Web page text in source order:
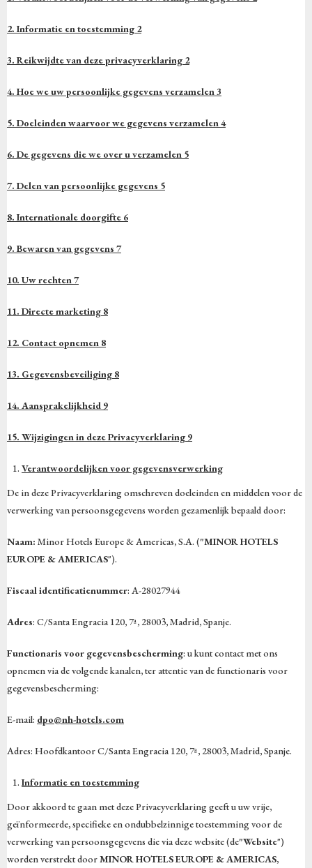
2. Informatie en toestemming 2
3. Reikwijdte van deze privacyverklaring 2
4. Hoe we uw persoonlijke gegevens verzamelen 3
5. Doeleinden waarvoor we gegevens verzamelen 4
6. De gegevens die we over u verzamelen 5
7. Delen van persoonlijke gegevens 5
8. Internationale doorgifte 6
9. Bewaren van gegevens 7
10. Uw rechten 7
11. Directe marketing 8
12. Contact opnemen 8
13. Gegevensbeveiliging 8
14. Aansprakelijkheid 9
15. Wijzigingen in deze Privacyverklaring 9
Verantwoordelijken voor gegevensverwerking
De in deze Privacyverklaring omschreven doeleinden en middelen voor de
verwerking van persoonsgegevens worden gezamenlijk bepaald door:
Naam: Minor Hotels Europe & Americas, S.A. ("MINOR HOTELS
EUROPE & AMERICAS").
Fiscaal identificatienummer: A-28027944
Adres: C/Santa Engracia 120, 7ª, 28003, Madrid, Spanje.
Functionaris voor gegevensbescherming: u kunt contact met ons
opnemen via de volgende kanalen, ter attentie van de functionaris voor
gegevensbescherming:
E-mail: dpo@nh-hotels.com
Adres: Hoofdkantoor C/Santa Engracia 120, 7ª, 28003, Madrid, Spanje.
Informatie en toestemming
Door akkoord te gaan met deze Privacyverklaring geeft u uw vrije,
geïnformeerde, specifieke en ondubbelzinnige toestemming voor de
verwerking van persoonsgegevens die via deze website (de"Website")
worden verstrekt doorMINOR HOTELS EUROPE & AMERICAS,